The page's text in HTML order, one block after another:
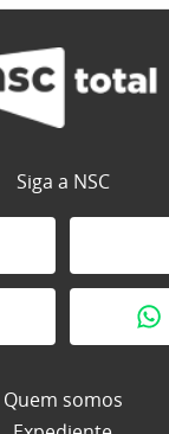
Siga a NSC
Quem somos